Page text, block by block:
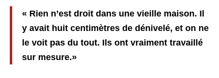
« Rien n’est droit dans une vieille maison. Il
y avait huit centimètres de dénivelé, et on ne
le voit pas du tout. Ils ont vraiment travaillé
sur mesure.»